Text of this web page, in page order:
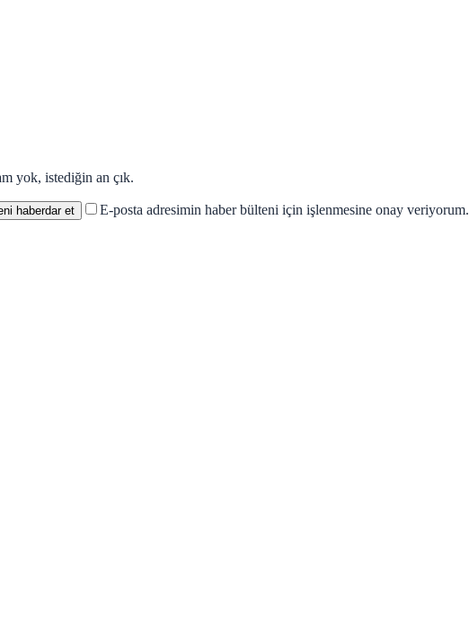
yok, istediğin an çık.
haberdar et E-posta adresimin haber bülteni için işlenmesine onay veriyorum.